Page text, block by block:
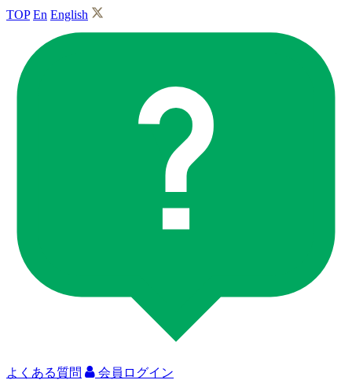
TOP En English
よくある質問 会員ログイン